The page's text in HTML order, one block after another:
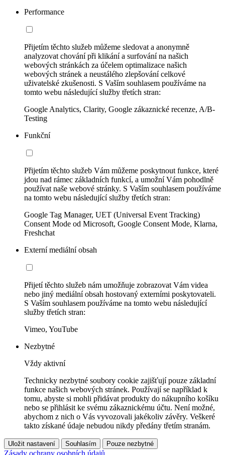
Performance
Přijetím těchto služeb můžeme sledovat a anonymně
analyzovat chování při klikání a surfování na našich
webových stránkách za účelem optimalizace našich
webových stránek a neustálého zlepšování celkové
uživatelské zkušenosti. S Vaším souhlasem používáme na
tomto webu následující služby třetích stran:
Google Analytics, Clarity, Google zákaznické recenze, A/B-
Testing
Funkční
Přijetím těchto služeb Vám můžeme poskytnout funkce, které
jdou nad rámec základních funkcí, a umožní Vám pohodlně
používat naše webové stránky. S Vaším souhlasem používáme
na tomto webu následující služby třetích stran:
Google Tag Manager, UET (Universal Event Tracking)
Consent Mode od Microsoft, Google Consent Mode, Klarna,
Freshchat
Externí mediální obsah
Přijetí těchto služeb nám umožňuje zobrazovat Vám videa
nebo jiný mediální obsah hostovaný externími poskytovateli.
S Vaším souhlasem používáme na tomto webu následující
služby třetích stran:
Vimeo, YouTube
Nezbytné
Vždy aktivní
Technicky nezbytné soubory cookie zajišťují pouze základní
funkce našich webových stránek. Používají se například k
tomu, abyste si mohli přidávat produkty do nákupního košíku
nebo se přihlásit ke svému zákaznickému účtu. Není možné,
abychom z nich o Vás vyvozovali jakékoliv závěry. Veškeré
takto získané údaje nebudou nikdy předány třetím stranám.
Uložit nastavení Souhlasím Pouze nezbytné
Zásady ochrany osobních údajů